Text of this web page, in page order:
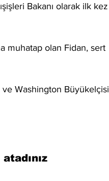
Bakanı olarak ilk kez
muhatap olan Fidan, sert
ve Washington Büyükelçisi